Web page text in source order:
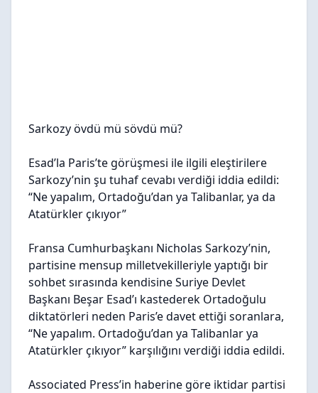
Sarkozy övdü mü sövdü mü?
Esad’la Paris’te görüşmesi ile ilgili eleştirilere
Sarkozy’nin şu tuhaf cevabı verdiği iddia edildi:
“Ne yapalım, Ortadoğu’dan ya Talibanlar, ya da
Atatürkler çıkıyor”
Fransa Cumhurbaşkanı Nicholas Sarkozy’nin,
partisine mensup milletvekilleriyle yaptığı bir
sohbet sırasında kendisine Suriye Devlet
Başkanı Beşar Esad’ı kastederek Ortadoğulu
diktatörleri neden Paris’e davet ettiği soranlara,
“Ne yapalım. Ortadoğu’dan ya Talibanlar ya
Atatürkler çıkıyor” karşılığını verdiği iddia edildi.
Associated Press’in haberine göre iktidar partisi